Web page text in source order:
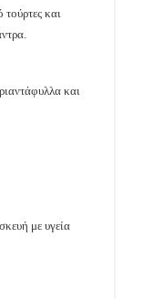
και
και
με υγεία